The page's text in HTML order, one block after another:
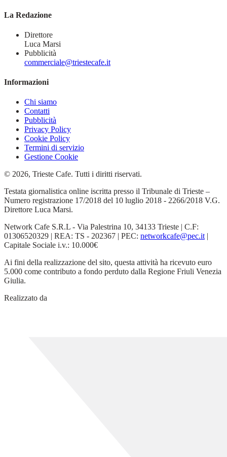
La Redazione
Direttore
Luca Marsi
Pubblicità
commerciale@triestecafe.it
Informazioni
Chi siamo
Contatti
Pubblicità
Privacy Policy
Cookie Policy
Termini di servizio
Gestione Cookie
© 2026, Trieste Cafe. Tutti i diritti riservati.
Testata giornalistica online iscritta presso il Tribunale di Trieste –
Numero registrazione 17/2018 del 10 luglio 2018 - 2266/2018 V.G.
Direttore Luca Marsi.
Network Cafe S.R.L - Via Palestrina 10, 34133 Trieste | C.F:
01306520329 | REA: TS - 202367 | PEC: networkcafe@pec.it|
Capitale Sociale i.v.: 10.000€
Ai fini della realizzazione del sito, questa attività ha ricevuto euro
5.000 come contributo a fondo perduto dalla Regione Friuli Venezia
Giulia.
Realizzato da